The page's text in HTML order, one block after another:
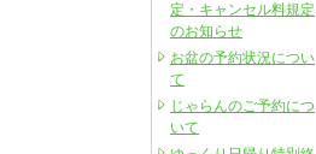
定・キャンセル料規定
のお知らせ
お盆の予約状況につい
て
じゃらんのご予約につ
いて